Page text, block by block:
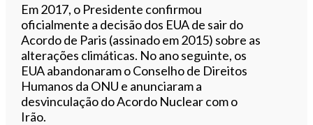
Em 2017, o Presidente confirmou
oficialmente a decisão dos EUA de sair do
Acordo de Paris (assinado em 2015) sobre as
alterações climáticas. No ano seguinte, os
EUA abandonaram o Conselho de Direitos
Humanos da ONU e anunciaram a
desvinculação do Acordo Nuclear com o
Irão.